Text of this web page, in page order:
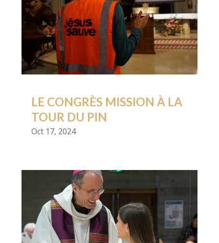
LE CONGRÈS MISSION À LA
TOUR DU PIN
Oct 17, 2024